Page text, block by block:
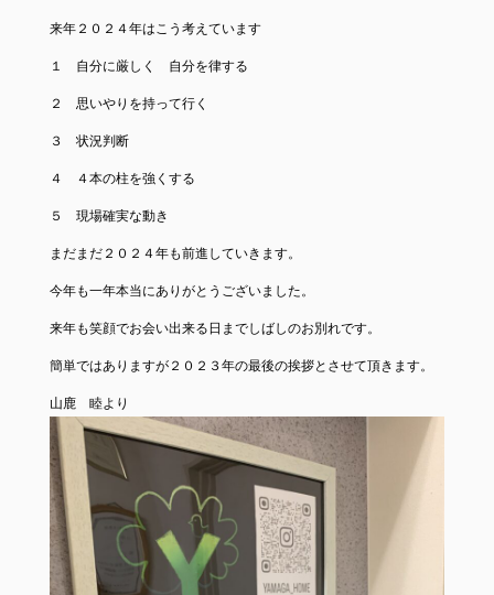
来年２０２４年はこう考えています
１ 自分に厳しく 自分を律する
２ 思いやりを持って行く
３ 状況判断
４ ４本の柱を強くする
５ 現場確実な動き
まだまだ２０２４年も前進していきます。
今年も一年本当にありがとうございました。
来年も笑顔でお会い出来る日までしばしのお別れです。
簡単ではありますが２０２３年の最後の挨拶とさせて頂きます。
山鹿 睦より